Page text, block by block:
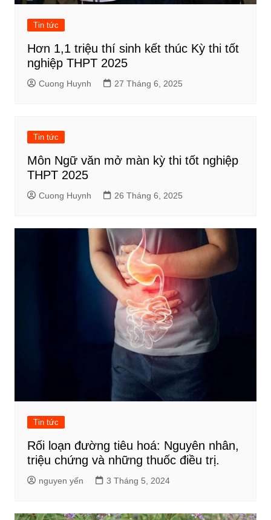
Tin tức
Hơn 1,1 triệu thí sinh kết thúc Kỳ thi tốt
nghiệp THPT 2025
Cuong Huynh 27 Tháng 6, 2025
Tin tức
Môn Ngữ văn mở màn kỳ thi tốt nghiệp
THPT 2025
Cuong Huynh 26 Tháng 6, 2025
Tin tức
Rối loạn đường tiêu hoá: Nguyên nhân,
triệu chứng và những thuốc điều trị.
nguyen yến 3 Tháng 5, 2024